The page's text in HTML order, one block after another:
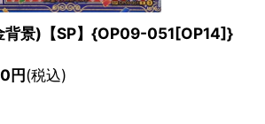
背景)【SP】{OP09-051[OP14]}
円(税込)